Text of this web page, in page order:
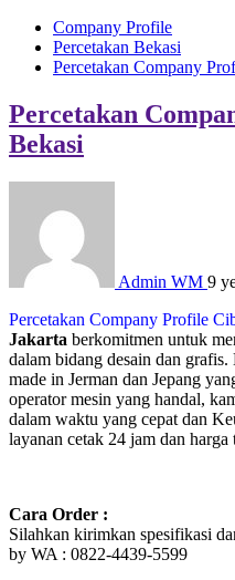
Company Profile
Percetakan Bekasi
Percetakan Company
Percetakan
Bekasi
Admin WM 9
Percetakan Company Profile
Jakarta berkomitmen untuk
dalam bidang desain dan
made in Jerman dan Jepang
operator mesin yang handal,
dalam waktu yang cepat dan
layanan cetak 24 jam dan
Cara Order :
Silahkan kirimkan spesifikasi
by WA : 0822-4439-5599